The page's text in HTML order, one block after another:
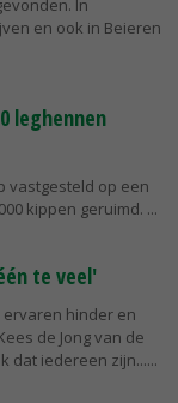
In
en ook in Beieren
leghennen
vastgesteld op een
kippen geruimd.
te veel'
hinder en
de Jong van de
dat iedereen zijn...